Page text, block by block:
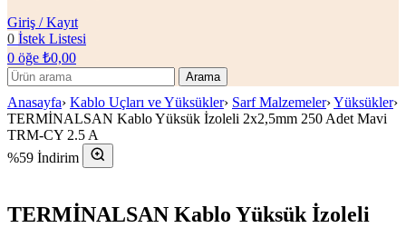
Giriş / Kayıt
0 İstek Listesi
0 öğe ₺0,00
Arama
Anasayfa› Kablo Uçları ve Yüksükler› Sarf Malzemeler›Yüksükler›
TERMİNALSAN Kablo Yüksük İzoleli 2x2,5mm 250 Adet Mavi
TRM-CY 2.5 A
%59 İndirim
TERMİNALSAN Kablo Yüksük İzoleli